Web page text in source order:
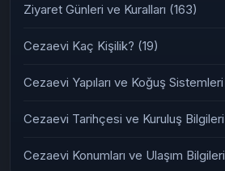
Ziyaret Günleri ve Kuralları (163)
Cezaevi Kaç Kişilik? (19)
Cezaevi Yapıları ve Koğuş Sistemleri
Cezaevi Tarihçesi ve Kuruluş Bilgileri
Cezaevi Konumları ve Ulaşım Bilgileri